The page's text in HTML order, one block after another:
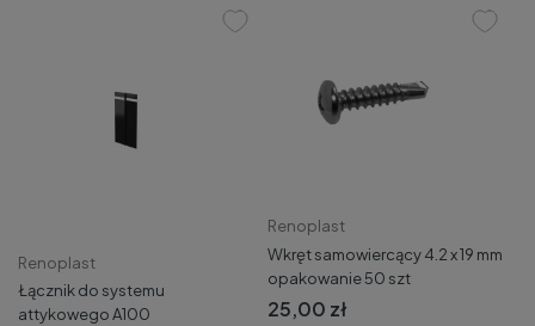
Renoplast
Łącznik do systemu
attykowego A100
Renoplast
Wkręt samowiercący 4.2 x 19 mm
opakowanie 50 szt
25,00 zł